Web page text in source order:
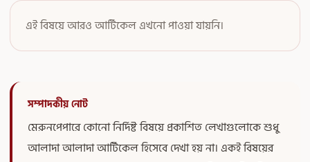
এই বিষয়ে আরও আর্টিকেল এখনো পাওয়া যায়নি।
সম্পাদকীয় নোট
মেরুনপেপারে কোনো নির্দিষ্ট বিষয়ে প্রকাশিত লেখাগুলোকে শুধু
আলাদা আলাদা আর্টিকেল হিসেবে দেখা হয় না। একই বিষয়ের